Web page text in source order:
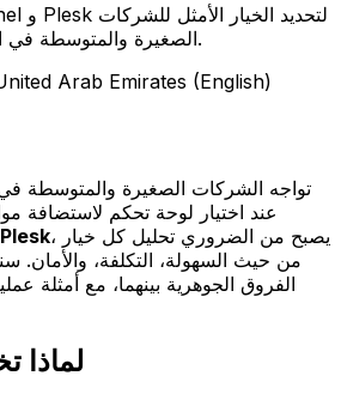
الصغيرة والمتوسطة في الإمارات العربية المتحدة.
Arab Emirates (English)
تواجه الشركات الصغيرة والمتوسطة في
عند اختيار لوحة تحكم لاستضافة
Plesk، يصبح من الضروري تحليل كل خيار
من حيث السهولة، التكلفة،
الفروق الجوهرية بينهما، مع أمثلة
لماذا